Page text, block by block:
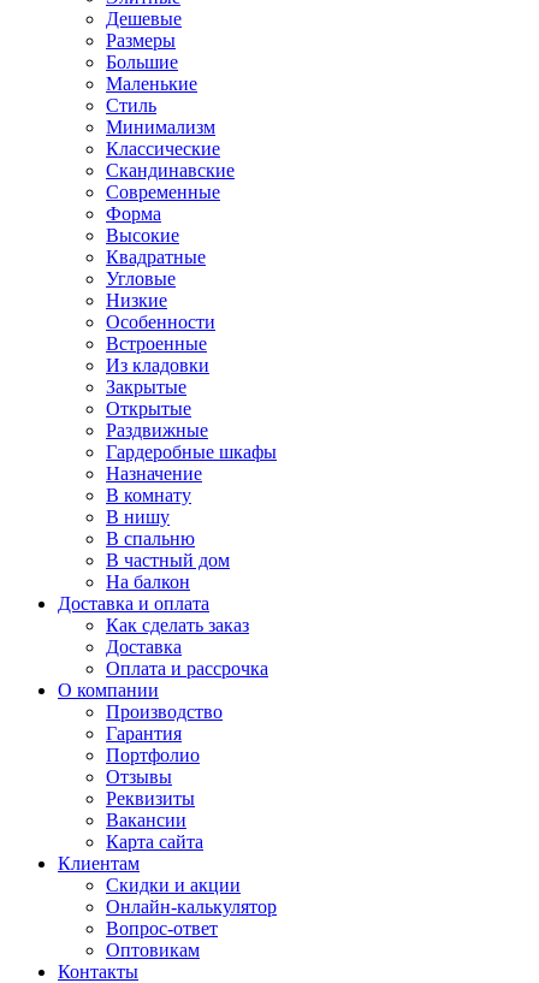
Дешевые
Размеры
Большие
Маленькие
Стиль
Минимализм
Классические
Скандинавские
Современные
Форма
Высокие
Квадратные
Угловые
Низкие
Особенности
Встроенные
Из кладовки
Закрытые
Открытые
Раздвижные
Гардеробные шкафы
Назначение
В комнату
В нишу
В спальню
В частный дом
На балкон
Доставка и оплата
Как сделать заказ
Доставка
Оплата и рассрочка
О компании
Производство
Гарантия
Портфолио
Отзывы
Реквизиты
Вакансии
Карта сайта
Клиентам
Скидки и акции
Онлайн-калькулятор
Вопрос-ответ
Оптовикам
Контакты